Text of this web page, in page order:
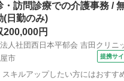
以上/利用者人数５０人以下 【施設名】 株
・訪問診療での介護事務 /
(日勤のみ)
200,000円
人社団西日本平郁会 吉田クリニ
市
提携サイ
キルアップしたい方にはおすす